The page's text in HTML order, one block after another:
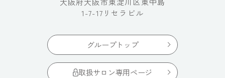
1-7-17リセラビル
グループトップ
取扱サロン専用ページ